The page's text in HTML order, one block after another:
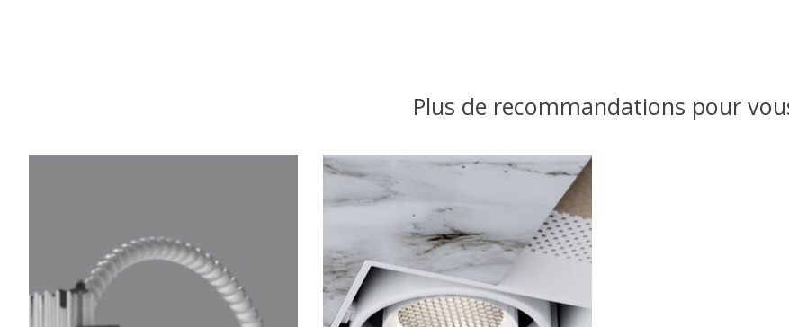
Plus de recommandations pour